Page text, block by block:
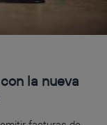
la nueva